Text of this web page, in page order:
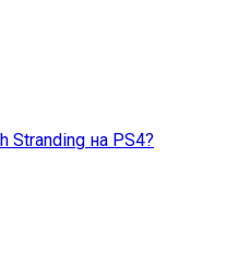
Stranding на PS4?